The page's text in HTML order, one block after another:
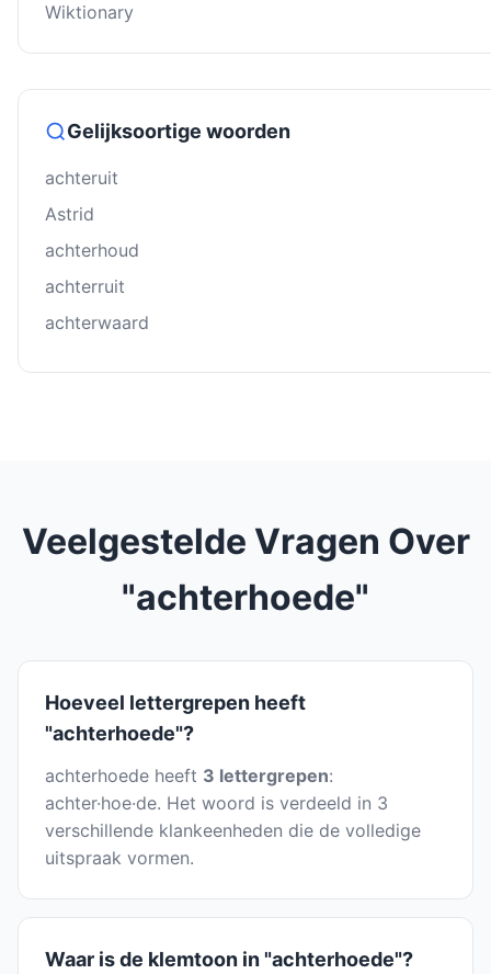
Wiktionary
Gelijksoortige woorden
achteruit
Astrid
achterhoud
achterruit
achterwaard
Veelgestelde Vragen Over
"achterhoede"
Hoeveel lettergrepen heeft
"achterhoede"?
achterhoede heeft 3 lettergrepen:
achter·hoe·de. Het woord is verdeeld in 3
verschillende klankeenheden die de volledige
uitspraak vormen.
Waar is de klemtoon in "achterhoede"?